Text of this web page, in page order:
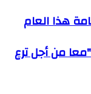
هذا العام
من أجل ترع